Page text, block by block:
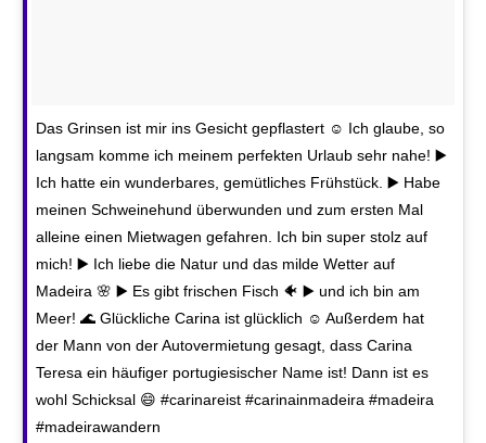
Das Grinsen ist mir ins Gesicht gepflastert ☺️ Ich glaube, so
langsam komme ich meinem perfekten Urlaub sehr nahe! ▶️
Ich hatte ein wunderbares, gemütliches Frühstück. ▶️ Habe
meinen Schweinehund überwunden und zum ersten Mal
alleine einen Mietwagen gefahren. Ich bin super stolz auf
mich! ▶️ Ich liebe die Natur und das milde Wetter auf
Madeira 🌸 ▶️ Es gibt frischen Fisch 🐠 ▶️ und ich bin am
Meer! 🌊 Glückliche Carina ist glücklich ☺️ Außerdem hat
der Mann von der Autovermietung gesagt, dass Carina
Teresa ein häufiger portugiesischer Name ist! Dann ist es
wohl Schicksal 😄 #carinareist #carinainmadeira #madeira
#madeirawandern